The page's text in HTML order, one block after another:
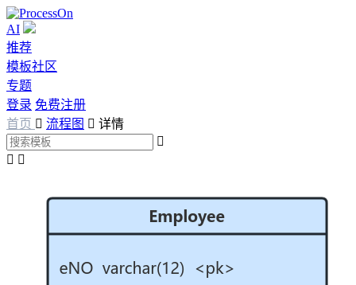
AI
推荐
模板社区
专题
登录 免费注册
首页  流程图  详情

 